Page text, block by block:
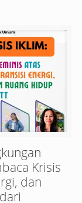
Krisis
dan